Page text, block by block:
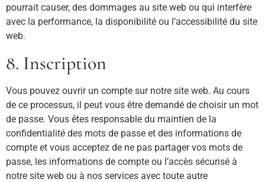
pourrait causer, des dommages au site web ou qui interfère
avec la performance, la disponibilité ou l’accessibilité du site
web.
8. Inscription
Vous pouvez ouvrir un compte sur notre site web. Au cours
de ce processus, il peut vous être demandé de choisir un mot
de passe. Vous êtes responsable du maintien de la
confidentialité des mots de passe et des informations de
compte et vous acceptez de ne pas partager vos mots de
passe, les informations de compte ou l’accès sécurisé à
notre site web ou à nos services avec toute autre